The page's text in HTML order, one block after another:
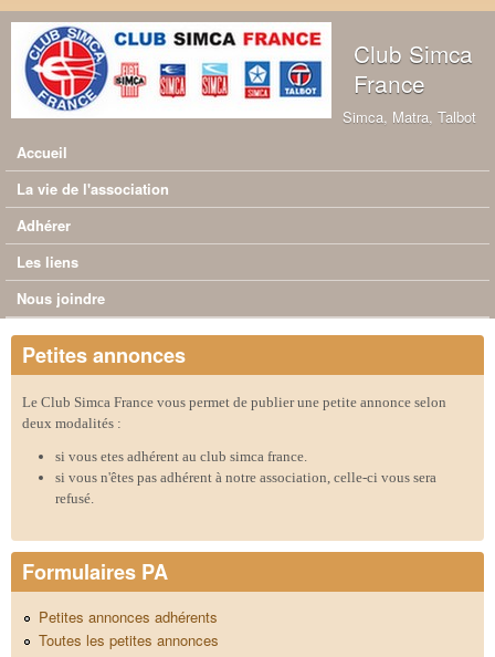
Aller au contenu principal
Club Simca
France
Simca, Matra, Talbot
Menu principal
Accueil
La vie de l'association
Adhérer
Les liens
Nous joindre
Petites annonces
Le Club Simca France vous permet de publier une petite annonce selon
deux modalités :
si vous etes adhérent au club simca france.
si vous n'êtes pas adhérent à notre association, celle-ci vous sera
refusé.
Formulaires PA
Petites annonces adhérents
Toutes les petites annonces